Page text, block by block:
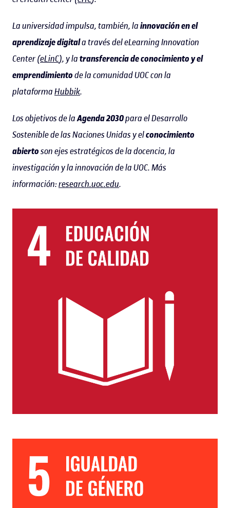
La universidad impulsa, también, lainnovación en el
aprendizaje digitala través del eLearning Innovation
Center (eLinC), y latransferencia de conocimiento y el
emprendimientode la comunidad UOC con la
plataformaHubbik.
Los objetivos de laAgenda 2030para el Desarrollo
Sostenible de las Naciones Unidas y elconocimiento
abiertoson ejes estratégicos de la docencia, la
investigación y la innovación de la UOC. Más
información:research.uoc.edu.